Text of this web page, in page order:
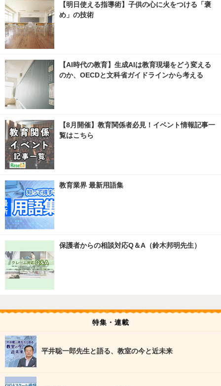
【明日使える指導術】子供の心に火をつける「褒
め」の技術
【AI時代の教育】生成AIは教育現場をどう変える
のか、OECDと文科省ガイドラインから考える
【8月開催】教育関係者必見！イベント情報記事一
覧はこちら
教育業界 最新用語集
保護者からの相談対応Q＆A（鈴木邦明先生）
特集・連載
平井聡一郎先生と語る、教室の今と近未来